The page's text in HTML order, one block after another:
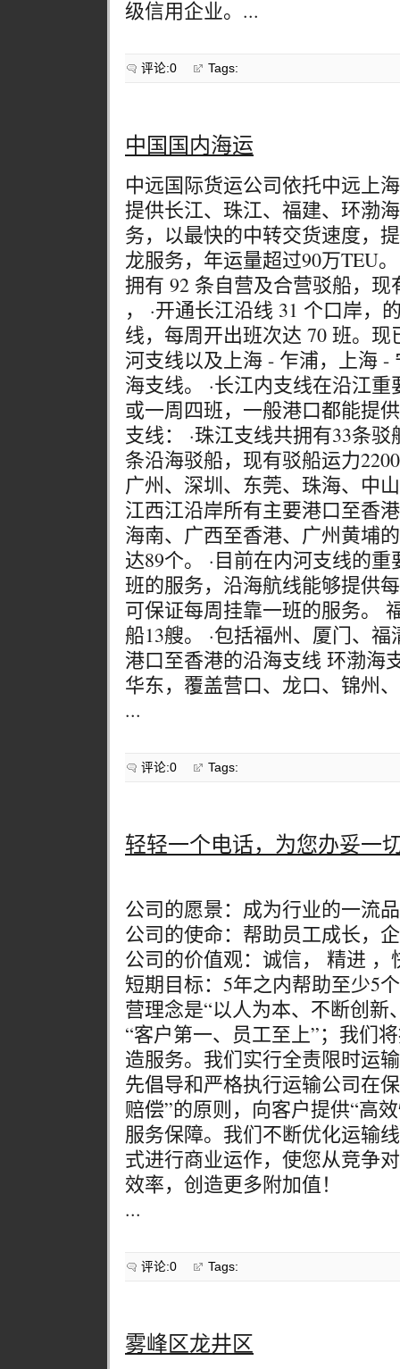
级信用企业。...
评论:0 Tags:
中国国内海运
中远国际货运公司依托中远上
提供长江、珠江、福建、环渤
务，以最快的中转交货速度，
龙服务，年运量超过90万TEU
拥有 92 条自营及合营驳船，现
， ·开通长江沿线 31 个口岸，
线，每周开出班次达 70 班。
河支线以及上海 - 乍浦，上海 -
海支线。 ·长江内支线在沿江
或一周四班，一般港口都能提
支线： ·珠江支线共拥有33条
条沿海驳船，现有驳船运力
广州、深圳、东莞、珠海、中
江西江沿岸所有主要港口至香
海南、广西至香港、广州黄埔
达89个。 ·目前在内河支线的
班的服务，沿海航线能够提供
可保证每周挂靠一班的服务。
船13艘。 ·包括福州、厦门、
港口至香港的沿海支线 环渤海
华东，覆盖营口、龙口、锦州
...
评论:0 Tags:
轻轻一个电话，为您办妥一
公司的愿景：成为行业的一流
公司的使命：帮助员工成长，
公司的价值观：诚信， 精进 ，
短期目标：5年之内帮助至少5
营理念是“以人为本、不断创新
“客户第一、员工至上”；我们
造服务。我们实行全责限时运
先倡导和严格执行运输公司在
赔偿”的原则，向客户提供“高
服务保障。我们不断优化运输
式进行商业运作，使您从竞争
效率，创造更多附加值！
...
评论:0 Tags:
雾峰区龙井区